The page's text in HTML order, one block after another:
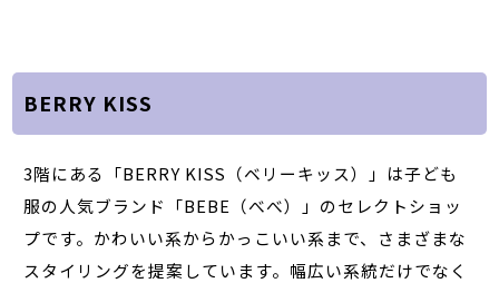
BERRY KISS
3階にある「BERRY KISS（ベリーキッス）」は子ども
服の人気ブランド「BEBE（べべ）」のセレクトショッ
プです。かわいい系からかっこいい系まで、さまざまな
スタイリングを提案しています。幅広い系統だけでなく